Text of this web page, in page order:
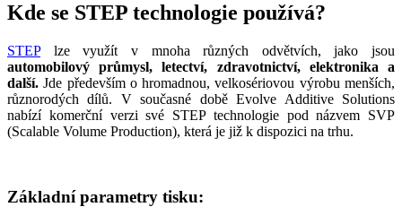
Kde se STEP technologie používá?
STEPlze využít v mnoha různých odvětvích, jako jsou
automobilový průmysl, letectví, zdravotnictví, elektronika a
další. Jde především o hromadnou, velkosériovou výrobu menších,
různorodých dílů. V současné době Evolve Additive Solutions
nabízí komerční verzi své STEP technologie pod názvem SVP
(Scalable Volume Production), která je již k dispozici na trhu.
Základní parametry tisku: